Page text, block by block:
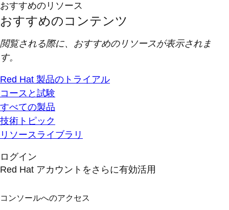
おすすめのリソース
おすすめのコンテンツ
閲覧される際に、おすすめのリソースが表示されま
す。
Red Hat 製品のトライアル
コースと試験
すべての製品
技術トピック
リソースライブラリ
ログイン
Red Hat アカウントをさらに有効活用
コンソールへのアクセス